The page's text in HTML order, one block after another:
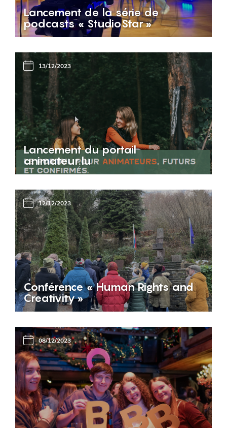
Lancement de la série de
podcasts « StudioStar »
13/12/2023
Lancement du portail
animateur.lu
12/12/2023
Conférence « Human Rights and
Creativity »
08/12/2023